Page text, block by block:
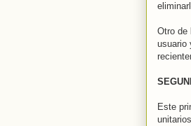
Otro de
usuario
Este